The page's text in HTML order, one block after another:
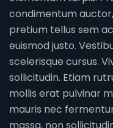
condimentum
pretium tellus sem
euismod justo.
scelerisque cursus.
sollicitudin. Etiam
mollis erat pulvinar
mauris nec
massa, non